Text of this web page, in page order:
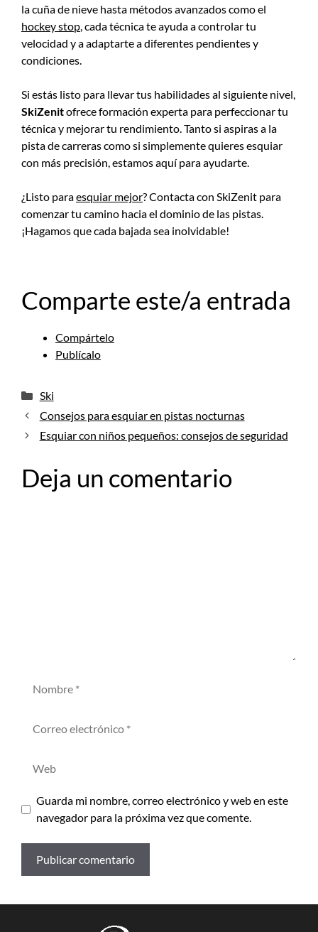
la cuña de nieve hasta métodos avanzados como el
hockey stop, cada técnica te ayuda a controlar tu
velocidad y a adaptarte a diferentes pendientes y
condiciones.
Si estás listo para llevar tus habilidades al siguiente nivel,
SkiZenitofrece formación experta para perfeccionar tu
técnica y mejorar tu rendimiento. Tanto si aspiras a la
pista de carreras como si simplemente quieres esquiar
con más precisión, estamos aquí para ayudarte.
¿Listo paraesquiar mejor? Contacta con SkiZenit para
comenzar tu camino hacia el dominio de las pistas.
¡Hagamos que cada bajada sea inolvidable!
Comparte este/a entrada
Compártelo
Publícalo
Categorías
Ski
Consejos para esquiar en pistas nocturnas
Esquiar con niños pequeños: consejos de seguridad
Deja un comentario
electrónico
Guarda mi nombre, correo electrónico y web en este
navegador para la próxima vez que comente.